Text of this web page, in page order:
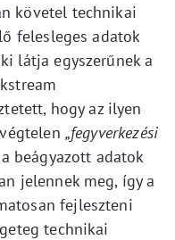
követel technikai
felesleges adatok
látja egyszerűnek a
hogy az ilyen
„fegyverkezési
beágyazott adatok
jelennek meg, így a
fejleszteni
technikai